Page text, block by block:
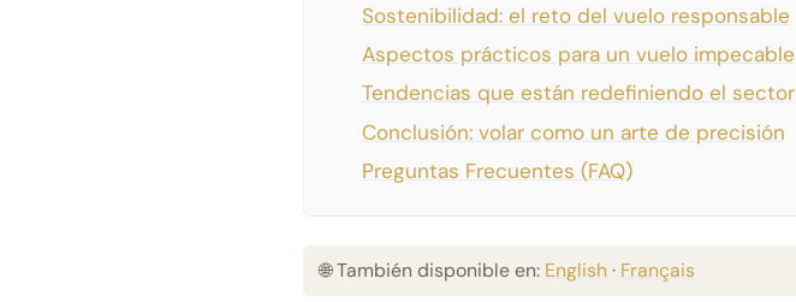
Sostenibilidad: el reto del vuelo responsable
Aspectos prácticos para un vuelo impecable
Tendencias que están redefiniendo el sector
Conclusión: volar como un arte de precisión
Preguntas Frecuentes (FAQ)
🌐 También disponible en: English · Français